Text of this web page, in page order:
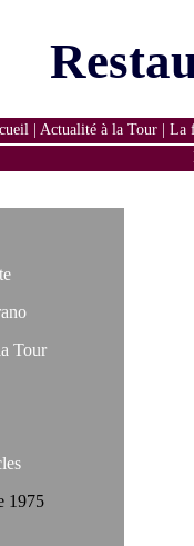
Actualité à la Tour
La
Tour
1975